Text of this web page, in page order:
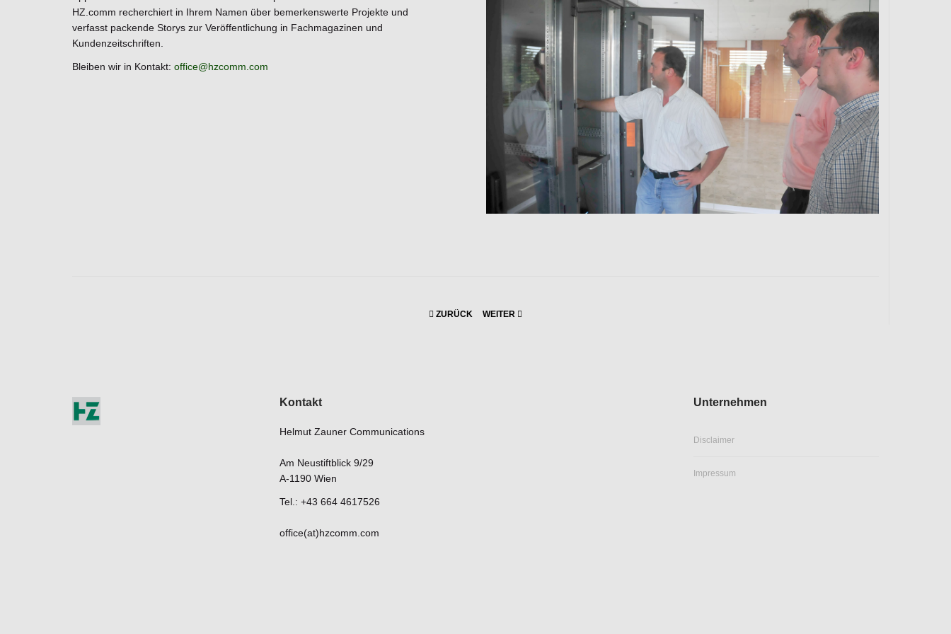
HZ.comm recherchiert in Ihrem Namen über bemerkenswerte Projekte und
verfasst packende Storys zur Veröffentlichung in Fachmagazinen und
Kundenzeitschriften.
Bleiben wir in Kontakt: office@hzcomm.com
ZURÜCK WEITER
Kontakt
Helmut Zauner Communications
Am Neustiftblick 9/29
A-1190 Wien
Tel.: +43 664 4617526
office(at)hzcomm.com
Unternehmen
Disclaimer
Impressum